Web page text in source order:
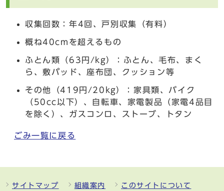
収集回数：年4回、戸別収集（有料）
概ね40cmを超えるもの
ふとん類（63円/kg）：ふとん、毛布、まく
ら、敷パッド、座布団、クッション等
その他（419円/20kg）：家具類、バイク
（50cc以下）、自転車、家電製品（家電4品目
を除く）、ガスコンロ、ストーブ、トタン
ごみ一覧に戻る
サイトマップ 組織案内 このサイトについて